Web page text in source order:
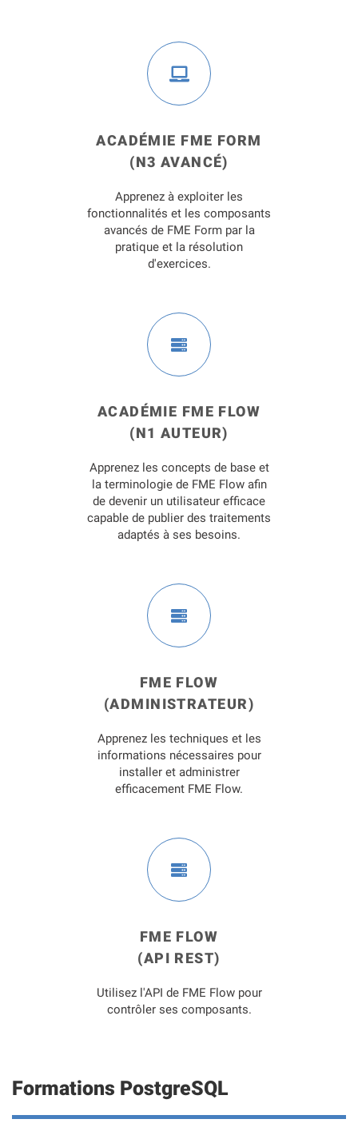
ACADÉMIE FME FORM
(N3 AVANCÉ)
Apprenez à exploiter les
fonctionnalités et les composants
avancés de FME Form par la
pratique et la résolution
d'exercices.
ACADÉMIE FME FLOW
(N1 AUTEUR)
Apprenez les concepts de base et
la terminologie de FME Flow afin
de devenir un utilisateur efficace
capable de publier des traitements
adaptés à ses besoins.
FME FLOW
(ADMINISTRATEUR)
Apprenez les techniques et les
informations nécessaires pour
installer et administrer
efficacement FME Flow.
FME FLOW
(API REST)
Utilisez l'API de FME Flow pour
contrôler ses composants.
Formations PostgreSQL